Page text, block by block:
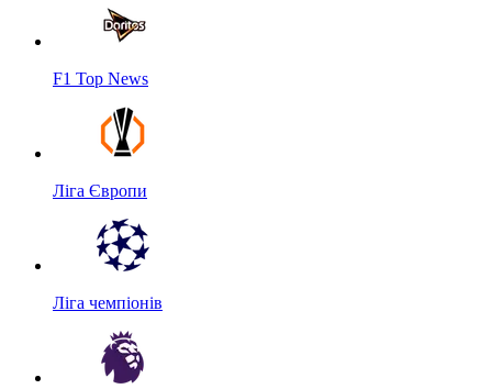
F1 Top News
Ліга Європи
Ліга чемпіонів